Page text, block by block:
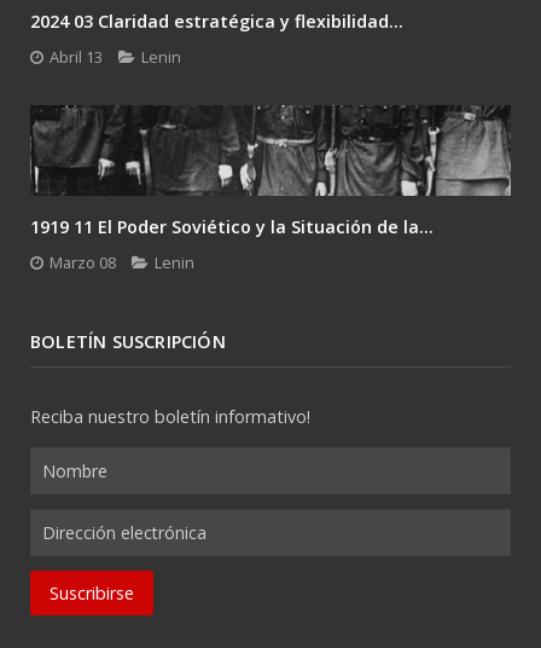
2024 03 Claridad estratégica y flexibilidad...
Abril 13 Lenin
1919 11 El Poder Soviético y la Situación de la...
Marzo 08 Lenin
BOLETÍN SUSCRIPCIÓN
Reciba nuestro boletín informativo!